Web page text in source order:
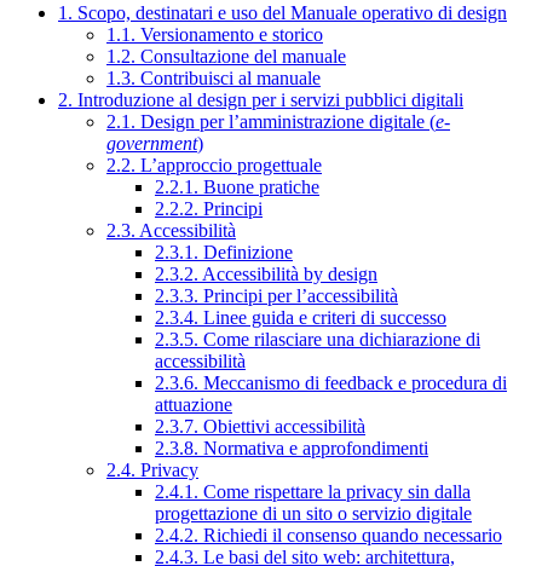
1. Scopo, destinatari e uso del Manuale operativo di design
1.1. Versionamento e storico
1.2. Consultazione del manuale
1.3. Contribuisci al manuale
2. Introduzione al design per i servizi pubblici digitali
2.1. Design per l’amministrazione digitale (e-
government)
2.2. L’approccio progettuale
2.2.1. Buone pratiche
2.2.2. Principi
2.3. Accessibilità
2.3.1. Definizione
2.3.2. Accessibilità by design
2.3.3. Principi per l’accessibilità
2.3.4. Linee guida e criteri di successo
2.3.5. Come rilasciare una dichiarazione di
accessibilità
2.3.6. Meccanismo di feedback e procedura di
attuazione
2.3.7. Obiettivi accessibilità
2.3.8. Normativa e approfondimenti
2.4. Privacy
2.4.1. Come rispettare la privacy sin dalla
progettazione di un sito o servizio digitale
2.4.2. Richiedi il consenso quando necessario
2.4.3. Le basi del sito web: architettura,